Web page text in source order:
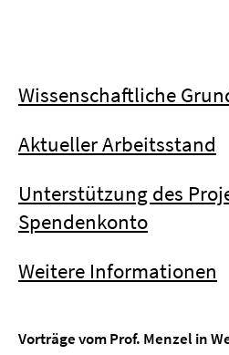
Wissenschaftliche
Aktueller Arbeitsstand
Unterstützung des
Spendenkonto
Weitere Informationen
Vorträge vom Prof. Menzel in